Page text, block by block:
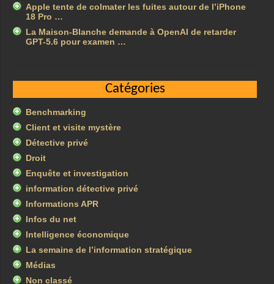
Apple tente de colmater les fuites autour de l’iPhone
18 Pro …
La Maison-Blanche demande à OpenAI de retarder
GPT-5.6 pour examen …
Catégories
Benchmarking
Client et visite mystère
Détective privé
Droit
Enquête et investigation
information détective privé
Informations APR
Infos du net
Intelligence économique
La semaine de l’information stratégique
Médias
Non classé